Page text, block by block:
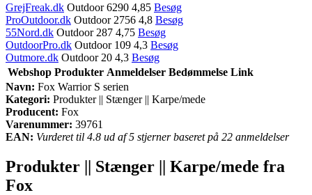
GrejFreak.dk Outdoor 6290 4,85 Besøg
ProOutdoor.dk Outdoor 2756 4,8 Besøg
55Nord.dk Outdoor 287 4,75 Besøg
OutdoorPro.dk Outdoor 109 4,3 Besøg
Outmore.dk Outdoor 20 4,3 Besøg
Webshop Produkter Anmeldelser Bedømmelse Link
Navn: Fox Warrior S serien
Kategori: Produkter || Stænger || Karpe/mede
Producent: Fox
Varenummer: 39761
EAN: Vurderet til 4.8 ud af 5 stjerner baseret på 22 anmeldelser
Produkter || Stænger || Karpe/mede fra
Fox